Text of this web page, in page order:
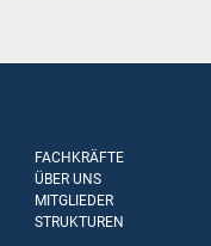
FACHKRÄFTE
ÜBER UNS
MITGLIEDER
STRUKTUREN